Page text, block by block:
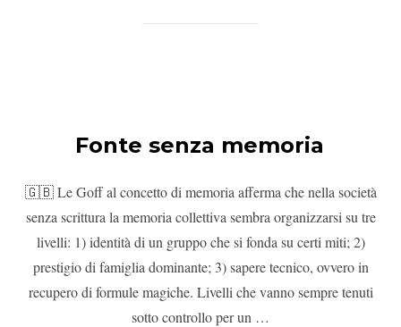
Fonte senza memoria
🇬🇧 Le Goff al concetto di memoria afferma che nella società
senza scrittura la memoria collettiva sembra organizzarsi su tre
livelli: 1) identità di un gruppo che si fonda su certi miti; 2)
prestigio di famiglia dominante; 3) sapere tecnico, ovvero in
recupero di formule magiche. Livelli che vanno sempre tenuti
sotto controllo per un …